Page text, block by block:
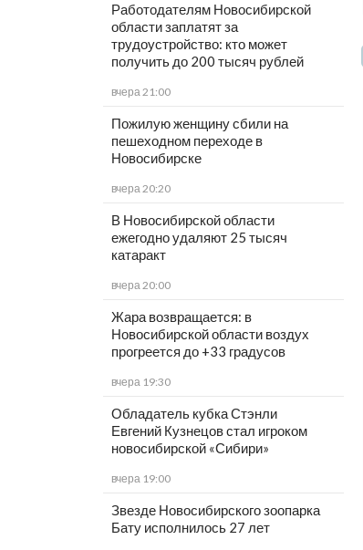
Работодателям Новосибирской
области заплатят за
трудоустройство: кто может
получить до 200 тысяч рублей
вчера 21:00
Пожилую женщину сбили на
пешеходном переходе в
Новосибирске
вчера 20:20
В Новосибирской области
ежегодно удаляют 25 тысяч
катаракт
вчера 20:00
Жара возвращается: в
Новосибирской области воздух
прогреется до +33 градусов
вчера 19:30
Обладатель кубка Стэнли
Евгений Кузнецов стал игроком
новосибирской «Сибири»
вчера 19:00
Звезде Новосибирского зоопарка
Бату исполнилось 27 лет